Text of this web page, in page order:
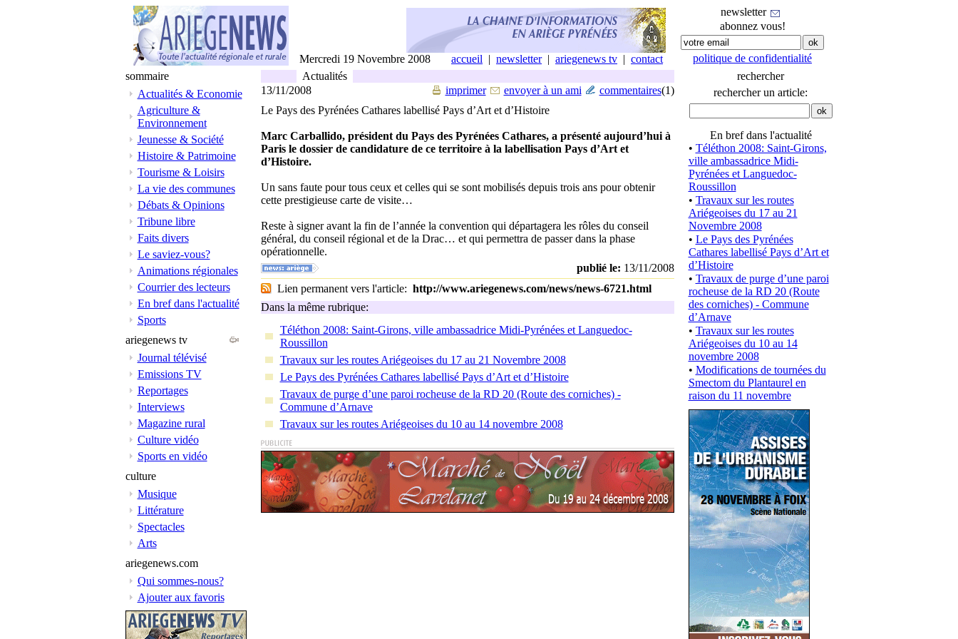
Mercredi 19 Novembre 2008 accueil | newsletter| ariegenews tv | contact
newsletter
abonnez vous!
politique de confidentialité
sommaire
Actualités & Economie
Agriculture &
Environnement
Jeunesse & Société
Histoire & Patrimoine
Tourisme & Loisirs
La vie des communes
Débats & Opinions
Tribune libre
Faits divers
Le saviez-vous?
Animations régionales
Courrier des lecteurs
En bref dans l'actualité
Sports
ariegenews tv
Journal télévisé
Emissions TV
Reportages
Interviews
Magazine rural
Culture vidéo
Sports en vidéo
culture
Musique
Littérature
Spectacles
Arts
ariegenews.com
Qui sommes-nous?
Ajouter aux favoris
Actualités
13/11/2008
imprimer envoyer à un ami commentaires(1)
Le Pays des Pyrénées Cathares labellisé Pays d’Art et d’Histoire
Marc Carballido, président du Pays des Pyrénées Cathares, a présenté aujourd’hui à
Paris le dossier de candidature de ce territoire à la labellisation Pays d’Art et
d’Histoire.
Un sans faute pour tous ceux et celles qui se sont mobilisés depuis trois ans pour obtenir
cette prestigieuse carte de visite…
Reste à signer avant la fin de l’année la convention qui départagera les rôles du conseil
général, du conseil régional et de la Drac… et qui permettra de passer dans la phase
opérationnelle.
publié le: 13/11/2008
Lien permanent vers l'article: http://www.ariegenews.com/news/news-6721.html
Dans la même rubrique:
Téléthon 2008: Saint-Girons, ville ambassadrice Midi-Pyrénées et Languedoc-
Roussillon
Travaux sur les routes Ariégeoises du 17 au 21 Novembre 2008
Le Pays des Pyrénées Cathares labellisé Pays d’Art et d’Histoire
Travaux de purge d’une paroi rocheuse de la RD 20 (Route des corniches) -
Commune d’Arnave
Travaux sur les routes Ariégeoises du 10 au 14 novembre 2008
rechercher
rechercher un article:
En bref dans l'actualité
• Téléthon 2008: Saint-Girons,
ville ambassadrice Midi-
Pyrénées et Languedoc-
Roussillon
• Travaux sur les routes
Ariégeoises du 17 au 21
Novembre 2008
• Le Pays des Pyrénées
Cathares labellisé Pays d’Art et
d’Histoire
• Travaux de purge d’une paroi
rocheuse de la RD 20 (Route
des corniches) - Commune
d’Arnave
• Travaux sur les routes
Ariégeoises du 10 au 14
novembre 2008
• Modifications de tournées du
Smectom du Plantaurel en
raison du 11 novembre